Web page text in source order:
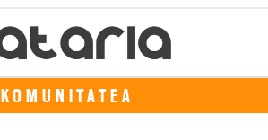
KOMUNITATEA